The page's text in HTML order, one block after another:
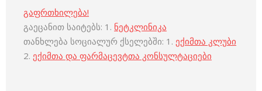
გაფრთხილება!
გაეცანით საიტებს: 1. ნეტკლინიკა
თანხლება სოციალურ ქსელებში: 1. ექიმთა კლუბი
2. ექიმთა და ფარმაცევტთა კონსულტაციები